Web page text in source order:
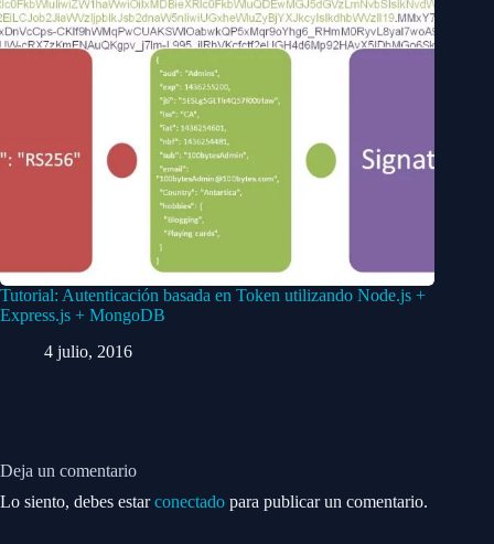
Tutorial: Autenticación basada en Token utilizando Node.js +
Express.js + MongoDB
4 julio, 2016
Deja un comentario
Lo siento, debes estarconectado para publicar un comentario.